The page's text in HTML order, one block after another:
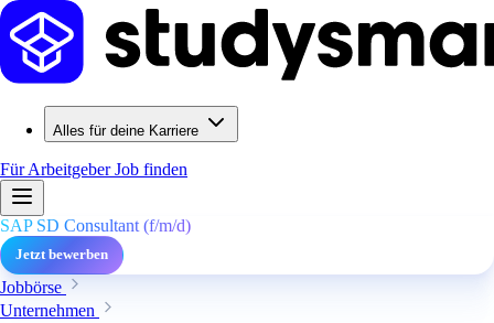
Alles für deine Karriere
Für ArbeitgeberJob finden
SAP SD Consultant (f/m/d)
Jetzt bewerben
Jobbörse
Unternehmen